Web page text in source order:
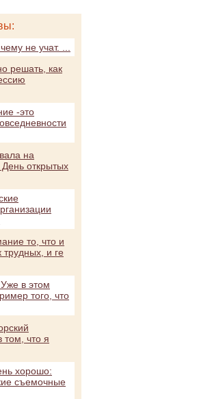
не учат. ...
решать, как
-это
на
День открытых
то, что и
и ге
в этом
того, что
том, что я
хорошо:
съемочные